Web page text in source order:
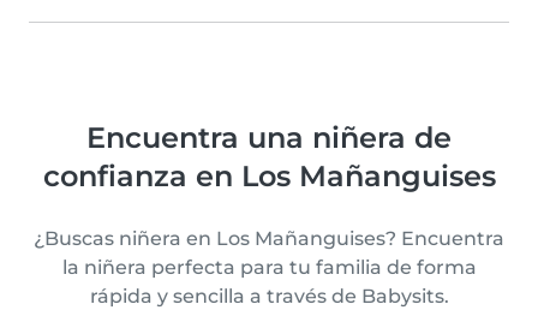
Encuentra una niñera de
confianza en Los Mañanguises
¿Buscas niñera en Los Mañanguises? Encuentra
la niñera perfecta para tu familia de forma
rápida y sencilla a través de Babysits.